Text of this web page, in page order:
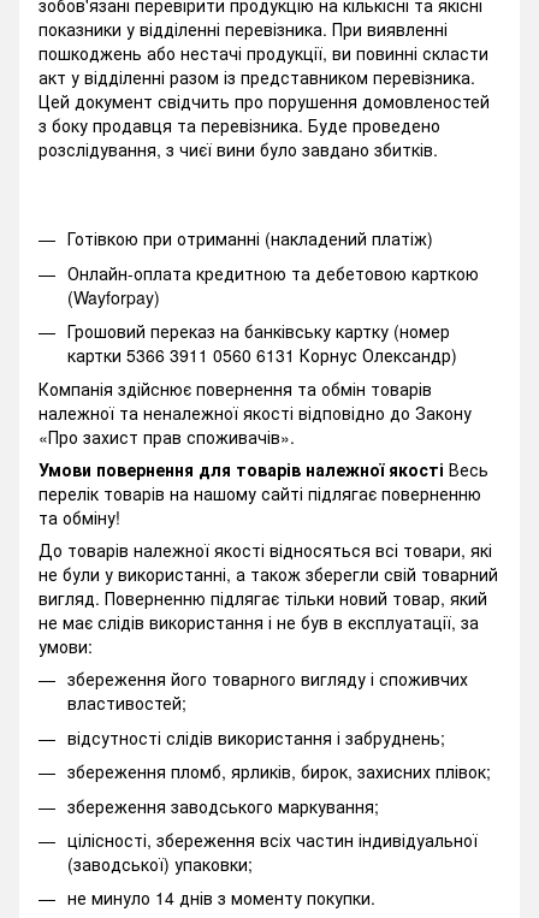
зобов'язані перевірити продукцію на кількісні та якісні
показники у відділенні перевізника. При виявленні
пошкоджень або нестачі продукції, ви повинні скласти
акт у відділенні разом із представником перевізника.
Цей документ свідчить про порушення домовленостей
з боку продавця та перевізника. Буде проведено
розслідування, з чиєї вини було завдано збитків.
Готівкою при отриманні (накладений платіж)
Онлайн-оплата кредитною та дебетовою карткою
(Wayforpay)
Грошовий переказ на банківську картку (номер
картки 5366 3911 0560 6131 Корнус Олександр)
Компанія здійснює повернення та обмін товарів
належної та неналежної якості відповідно до Закону
«Про захист прав споживачів».
Умови повернення для товарів належної якості Весь
перелік товарів на нашому сайті підлягає поверненню
та обміну!
До товарів належної якості відносяться всі товари, які
не були у використанні, а також зберегли свій товарний
вигляд. Поверненню підлягає тільки новий товар, який
не має слідів використання і не був в експлуатації, за
умови:
збереження його товарного вигляду і споживчих
властивостей;
відсутності слідів використання і забруднень;
збереження пломб, ярликів, бирок, захисних плівок;
збереження заводського маркування;
цілісності, збереження всіх частин індивідуальної
(заводської) упаковки;
не минуло 14 днів з моменту покупки.